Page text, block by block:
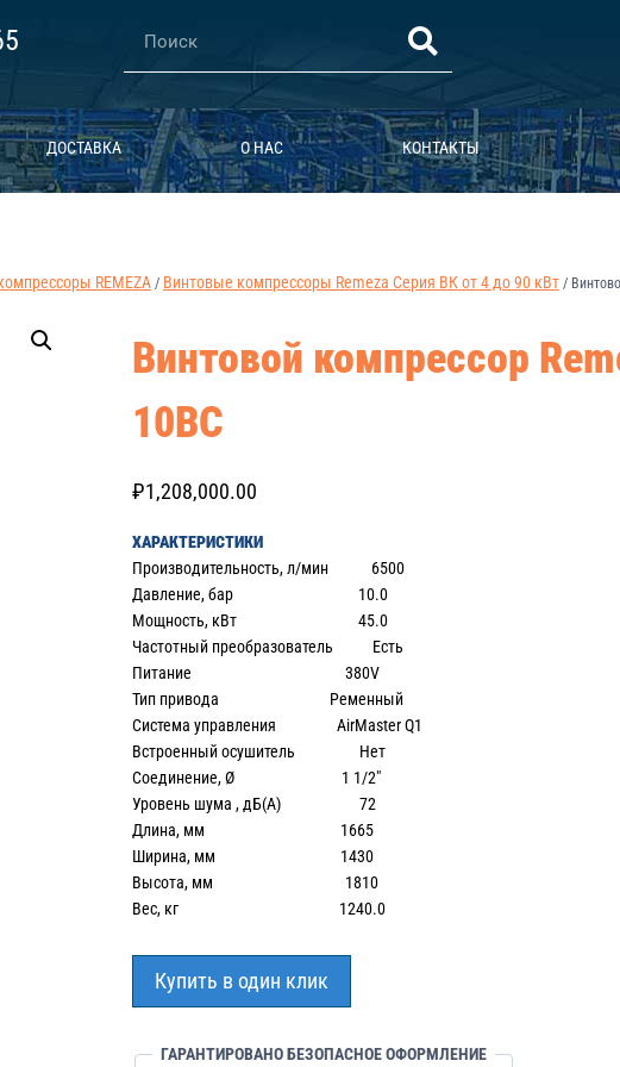
ДОСТАВКА О НАС КОНТАКТЫ
REMEZA / Винтовые компрессоры Remeza Серия ВК от 4 до 90 кВт /
Винтовой компрессор
10ВС
₽1,208,000.00
ХАРАКТЕРИСТИКИ
Производительность, л/мин 6500
Давление, бар 10.0
Мощность, кВт 45.0
Частотный преобразователь Есть
Питание 380V
Тип привода Ременный
Система управления AirMaster Q1
Встроенный осушитель Нет
Соединение, Ø 1 1/2″
Уровень шума , дБ(А) 72
Длина, мм 1665
Ширина, мм 1430
Высота, мм 1810
Вес, кг 1240.0
Купить в один клик
ГАРАНТИРОВАНО БЕЗОПАСНОЕ ОФОРМЛЕНИЕ